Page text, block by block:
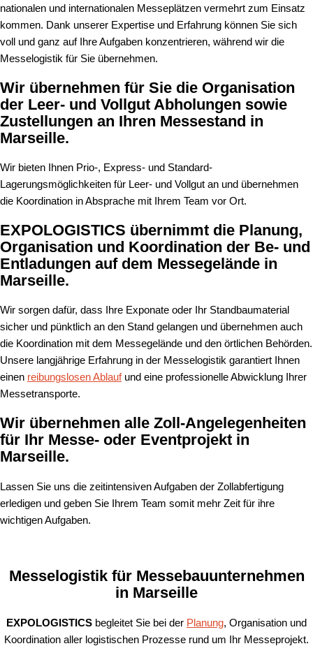
nationalen und internationalen Messeplätzen vermehrt zum Einsatz
kommen. Dank unserer Expertise und Erfahrung können Sie sich
voll und ganz auf Ihre Aufgaben konzentrieren, während wir die
Messelogistik für Sie übernehmen.
Wir übernehmen für Sie die Organisation
der Leer- und Vollgut Abholungen sowie
Zustellungen an Ihren Messestand in
Marseille.
Wir bieten Ihnen Prio-, Express- und Standard-
Lagerungsmöglichkeiten für Leer- und Vollgut an und übernehmen
die Koordination in Absprache mit Ihrem Team vor Ort.
EXPOLOGISTICS übernimmt die Planung,
Organisation und Koordination der Be- und
Entladungen auf dem Messegelände in
Marseille.
Wir sorgen dafür, dass Ihre Exponate oder Ihr Standbaumaterial
sicher und pünktlich an den Stand gelangen und übernehmen auch
die Koordination mit dem Messegelände und den örtlichen Behörden.
Unsere langjährige Erfahrung in der Messelogistik garantiert Ihnen
einen reibungslosen Ablaufund eine professionelle Abwicklung Ihrer
Messetransporte.
Wir übernehmen alle Zoll-Angelegenheiten
für Ihr Messe- oder Eventprojekt in
Marseille.
Lassen Sie uns die zeitintensiven Aufgaben der Zollabfertigung
erledigen und geben Sie Ihrem Team somit mehr Zeit für ihre
wichtigen Aufgaben.
Messelogistik für Messebauunternehmen
in Marseille
EXPOLOGISTICS begleitet Sie bei der Planung, Organisation und
Koordination aller logistischen Prozesse rund um Ihr Messeprojekt.